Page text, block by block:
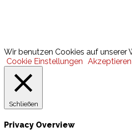
Wir benutzen Cookies auf unserer
Cookie Einstellungen Akzeptieren
Schließen
Privacy Overview